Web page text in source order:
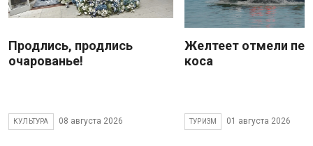
Продлись, продлись
очарованье!
КУЛЬТУРА 08 августа 2026
Желтеет отмели
коса
ТУРИЗМ 01 августа 2026